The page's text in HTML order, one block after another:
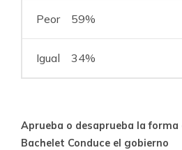
Peor 59%
Igual 34%
Aprueba o desaprueba la forma
Bachelet Conduce el gobierno